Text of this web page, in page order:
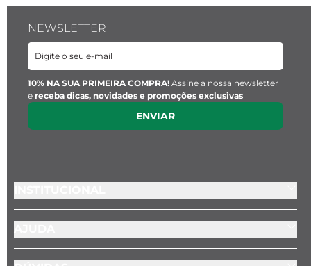
NEWSLETTER
10% NA SUA PRIMEIRA COMPRA! Assine a nossa newsletter
e receba dicas, novidades e promoções exclusivas
ENVIAR